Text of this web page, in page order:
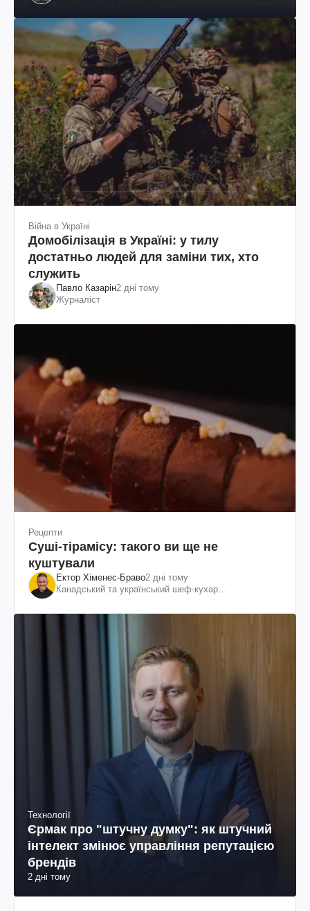
Війна в Україні
Домобілізація в Україні: у тилу
достатньо людей для заміни тих, хто
служить
Павло Казарін2 дні тому
Журналіст
Рецепти
Суші-тірамісу: такого ви ще не
куштували
Ектор Хіменес-Браво2 дні тому
Канадський та український шеф-кухар
Технології
Єрмак про "штучну думку": як штучний
інтелект змінює управління репутацією
брендів
2 дні тому